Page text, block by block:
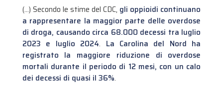
(…) Secondo le stime del CDC, gli oppioidi continuano
a rappresentare la maggior parte delle overdose
di droga, causando circa 68.000 decessi tra luglio
2023 e luglio 2024. La Carolina del Nord ha
registrato la maggiore riduzione di overdose
mortali durante il periodo di 12 mesi, con un calo
dei decessi di quasi il 36%.